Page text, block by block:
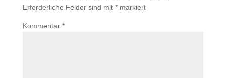
Erforderliche Felder sind mit *markiert
Kommentar *